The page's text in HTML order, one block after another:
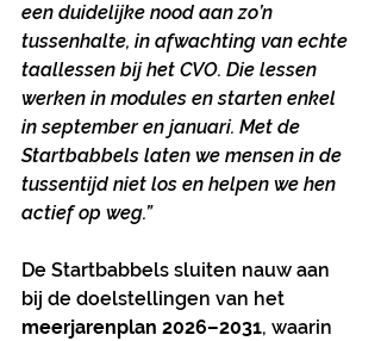
een duidelijke nood aan zo’n
tussenhalte, in afwachting van echte
taallessen bij het CVO. Die lessen
werken in modules en starten enkel
in september en januari. Met de
Startbabbels laten we mensen in de
tussentijd niet los en helpen we hen
actief op weg.”
De Startbabbels sluiten nauw aan
bij de doelstellingen van het
meerjarenplan 2026–2031, waarin